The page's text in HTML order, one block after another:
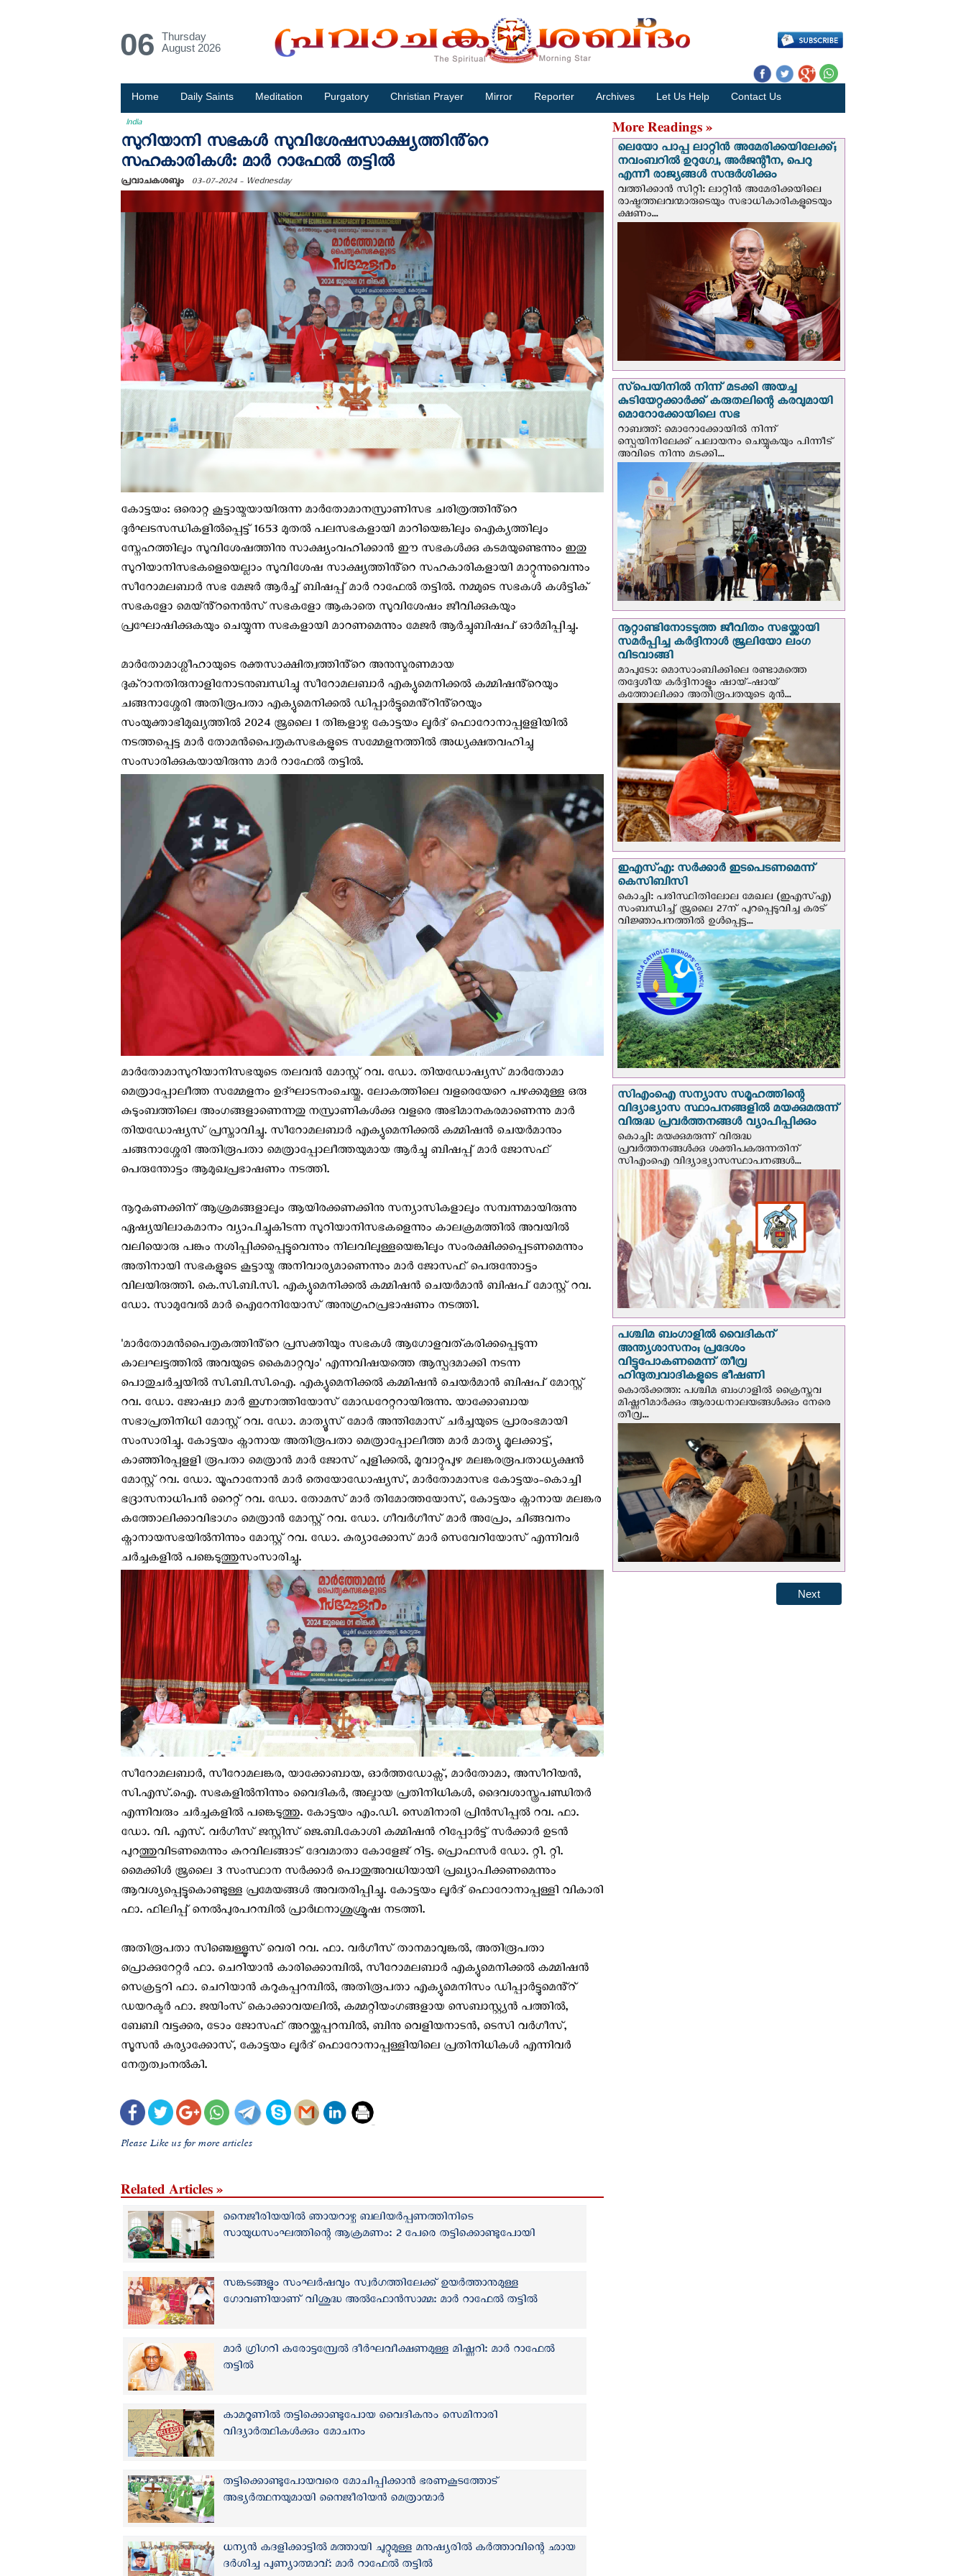
06
Thursday
August 2026
Home Daily Saints Meditation Purgatory Christian Prayer Mirror Reporter Archives Let Us Help Contact Us
India
സുറിയാനി സഭകൾ സുവിശേഷസാക്ഷ്യത്തിൻ്റെ
സഹകാരികൾ: മാർ റാഫേൽ തട്ടിൽ
പ്രവാചകശബ്ദം 03-07-2024 - Wednesday
കോട്ടയം: ഒരൊറ്റ കൂട്ടായ്മയായിരുന്ന മാർതോമാനസ്രാണിസഭ ചരിത്രത്തിൻ്റെ
ദുർഘടസന്ധികളിൽപ്പെട്ട് 1653 മുതൽ പലസഭകളായി മാറിയെങ്കിലും ഐക്യത്തിലും
സ്നേഹത്തിലും സുവിശേഷത്തിനു സാക്ഷ്യംവഹിക്കാൻ ഈ സഭകൾക്കു കടമയുണ്ടെന്നും ഇതു
സുറിയാനിസഭകളെയെല്ലാം സുവിശേഷ സാക്ഷ്യത്തിൻ്റെ സഹകാരികളായി മാറ്റുന്നുവെന്നും
സീറോമലബാർ സഭ മേജർ ആര്‍ച്ച് ബിഷപ്പ് മാർ റാഫേൽ തട്ടിൽ. നമ്മുടെ സഭകൾ കൾട്ടിക്
സഭകളോ മെയ്ൻ്റനെൻസ് സഭകളോ ആകാതെ സുവിശേഷം ജീവിക്കുകയും
പ്രഘോഷിക്കുകയും ചെയ്യുന്ന സഭകളായി മാറണമെന്നും മേജർ ആർച്ചുബിഷപ് ഓർമിപ്പിച്ചു.
മാർതോമാശ്ലീഹായുടെ രക്തസാക്ഷിത്വത്തിൻ്റെ അനുസ്മരണമായ
ദുക്റാനതിരുനാളിനോടനുബന്ധിച്ചു സീറോമലബാർ എക്യുമെനിക്കൽ കമ്മിഷൻ്റെയും
ചങ്ങനാശ്ശേരി അതിരൂപതാ എക്യുമെനിക്കൽ ഡിപ്പാർട്ടുമെൻ്റിൻ്റെയും
സംയുക്താഭിമുഖ്യത്തിൽ 2024 ജൂലൈ 1 തിങ്കളാഴ്ച കോട്ടയം ലൂർദ് ഫൊറോനാപ്പളളിയിൽ
നടത്തപ്പെട്ട മാർ തോമൻപൈതൃകസഭകളുടെ സമ്മേളനത്തിൽ അധ്യക്ഷതവഹിച്ചു
സംസാരിക്കുകയായിരുന്നു മാർ റാഫേൽ തട്ടിൽ.
മാർതോമാസുറിയാനിസഭയുടെ തലവൻ മോസ്റ്റ് റവ. ഡോ. തിയഡോഷ്യസ് മാർതോമാ
മെത്രാപ്പോലീത്ത സമ്മേളനം ഉദ്ഘാടനംചെയ്തു. ലോകത്തിലെ വളരെയേറെ പഴക്കമുള്ള ഒരു
കുടുംബത്തിലെ അംഗങ്ങളാണെന്നതു നസ്രാണികൾക്കു വളരെ അഭിമാനകരമാണെന്നു മാർ
തിയഡോഷ്യസ് പ്രസ്താവിച്ചു. സീറോമലബാർ എക്യുമെനിക്കൽ കമ്മിഷൻ ചെയർമാനും
ചങ്ങനാശ്ശേരി അതിരൂപതാ മെത്രാപ്പോലീത്തയുമായ ആർച്ചു ബിഷപ്പ് മാർ ജോസഫ്
പെരുന്തോട്ടം ആമുഖപ്രഭാഷണം നടത്തി.
നൂറുകണക്കിന് ആശ്രമങ്ങളാലും ആയിരക്കണക്കിനു സന്യാസികളാലും സമ്പന്നമായിരുന്നു
ഏഷ്യയിലാകമാനം വ്യാപിച്ചുകിടന്ന സുറിയാനിസഭകളെന്നും കാലക്രമത്തിൽ അവയിൽ
വലിയൊരു പങ്കും നശിപ്പിക്കപ്പെട്ടുവെന്നും നിലവിലുള്ളയെങ്കിലും സംരക്ഷിക്കപ്പെടണമെന്നും
അതിനായി സഭകളുടെ കൂട്ടായ്മ അനിവാര്യമാണെന്നും മാർ ജോസഫ് പെരുന്തോട്ടം
വിലയിരുത്തി. കെ.സി.ബി.സി. എക്യുമെനിക്കൽ കമ്മിഷൻ ചെയർമാൻ ബിഷപ് മോസ്റ്റ് റവ.
ഡോ. സാമുവേൽ മാർ ഐറേനിയോസ് അനുഗ്രഹപ്രഭാഷണം നടത്തി.
'മാർതോമൻപൈതൃകത്തിൻ്റെ പ്രസക്തിയും സഭകൾ ആഗോളവത്കരിക്കപ്പെടുന്ന
കാലഘട്ടത്തിൽ അവയുടെ കൈമാറ്റവും' എന്നവിഷയത്തെ ആസ്പദമാക്കി നടന്ന
പൊതുചർച്ചയിൽ സി.ബി.സി.ഐ. എക്യുമെനിക്കൽ കമ്മിഷൻ ചെയർമാൻ ബിഷപ് മോസ്റ്റ്
റവ. ഡോ. ജോഷ്വാ മാർ ഇഗ്നാത്തിയോസ് മോഡറേറ്ററായിരുന്നു. യാക്കോബായ
സഭാപ്രതിനിധി മോസ്റ്റ് റവ. ഡോ. മാത്യൂസ് മോർ അന്തിമോസ് ചർച്ചയുടെ പ്രാരംഭമായി
സംസാരിച്ചു. കോട്ടയം ക്നാനായ അതിരൂപതാ മെത്രാപ്പോലീത്ത മാർ മാത്യു മൂലക്കാട്ട്,
കാഞ്ഞിരപ്പളളി രൂപതാ മെത്രാൻ മാർ ജോസ് പുളിക്കൽ, മൂവാറ്റുപുഴ മലങ്കരരൂപതാധ്യക്ഷൻ
മോസ്റ്റ് റവ. ഡോ. യൂഹാനോൻ മാർ തെയോഡോഷ്യസ്, മാർതോമാസഭ കോട്ടയം-കൊച്ചി
ഭദ്രാസനാധിപൻ റൈറ്റ് റവ. ഡോ. തോമസ് മാർ തിമോത്തയോസ്, കോട്ടയം ക്നാനായ മലങ്കര
കത്തോലിക്കാവിഭാഗം മെത്രാൻ മോസ്റ്റ് റവ. ഡോ. ഗീവർഗീസ് മാർ അപ്രേം, ചിങ്ങവനം
ക്നാനായസഭയിൽനിന്നും മോസ്റ്റ് റവ. ഡോ. കുര്യാക്കോസ് മാർ സെവേറിയോസ് എന്നിവർ
ചർച്ചകളിൽ പങ്കെടുത്തുസംസാരിച്ചു.
സീറോമലബാർ, സീറോമലങ്കര, യാക്കോബായ, ഓർത്തഡോക്സ്, മാർതോമാ, അസീറിയൻ,
സി.എസ്.ഐ. സഭകളിൽനിന്നും വൈദികർ, അല്മായ പ്രതിനിധികൾ, ദൈവശാസ്ത്രപണ്ഡിതർ
എന്നിവരും ചർച്ചകളിൽ പങ്കെടുത്തു. കോട്ടയം എം.ഡി. സെമിനാരി പ്രിൻസിപ്പൽ റവ. ഫാ.
ഡോ. വി. എസ്. വർഗീസ് ജസ്റ്റിസ് ജെ.ബി.കോശി കമ്മിഷൻ റിപ്പോർട്ട് സർക്കാർ ഉടൻ
പുറത്തുവിടണമെന്നും കുറവിലങ്ങാട് ദേവമാതാ കോളേജ് റിട്ട. പ്രൊഫസർ ഡോ. റ്റി. റ്റി.
മൈക്കിൾ ജൂലൈ 3 സംസ്ഥാന സർക്കാർ പൊതുഅവധിയായി പ്രഖ്യാപിക്കണമെന്നും
ആവശ്യപ്പെട്ടുകൊണ്ടുള്ള പ്രമേയങ്ങൾ അവതരിപ്പിച്ചു. കോട്ടയം ലൂർദ് ഫൊറോനാപ്പള്ളി വികാരി
ഫാ. ഫിലിപ്പ് നെൽപുരപറമ്പിൽ പ്രാർഥനാശുശ്രൂഷ നടത്തി.
അതിരൂപതാ സിഞ്ചെള്ളൂസ് വെരി റവ. ഫാ. വർഗീസ് താനമാവുങ്കൽ, അതിരൂപതാ
പ്രൊക്കുറേറ്റർ ഫാ. ചെറിയാൻ കാരിക്കൊമ്പിൽ, സീറോമലബാർ എക്യുമെനിക്കൽ കമ്മിഷൻ
സെക്രട്ടറി ഫാ. ചെറിയാൻ കറുകപ്പറമ്പിൽ, അതിരൂപതാ എക്യുമെനിസം ഡിപ്പാർട്ടുമെൻ്റ്
ഡയറക്ടർ ഫാ. ജയിംസ് കൊക്കാവയലിൽ, കമ്മറ്റിയംഗങ്ങളായ സെബാസ്റ്റ്യൻ പത്തിൽ,
ബേബി വട്ടക്കര, ടോം ജോസഫ് അറയ്ക്കപ്പറമ്പിൽ, ബിനു വെളിയനാടൻ, ടെസി വർഗീസ്,
സൂസൻ കുര്യാക്കോസ്, കോട്ടയം ലൂർദ് ഫൊറോനാപ്പള്ളിയിലെ പ്രതിനിധികൾ എന്നിവർ
നേതൃത്വംനൽകി.
Please Like us for more articles
Related Articles »
നൈജീരിയയില്‍ ഞായറാഴ്ച ബലിയര്‍പ്പണത്തിനിടെ
സായുധസംഘത്തിന്റെ ആക്രമണം: 2 പേരെ തട്ടിക്കൊണ്ടുപോയി
സങ്കടങ്ങളും സംഘർഷവും സ്വർഗത്തിലേക്ക് ഉയർത്താനുമുള്ള
ഗോവണിയാണ് വിശുദ്ധ അൽഫോൻസാമ്മ: മാർ റാഫേൽ തട്ടിൽ
മാർ ഗ്രിഗറി കരോട്ടമ്പ്രേൽ ദീർഘവീക്ഷണമുള്ള മിഷ്ണറി: മാർ റാഫേൽ
തട്ടിൽ
കാമറൂണില്‍ തട്ടിക്കൊണ്ടുപോയ വൈദികനും സെമിനാരി
വിദ്യാര്‍ത്ഥികള്‍ക്കും മോചനം
തട്ടിക്കൊണ്ടുപോയവരെ മോചിപ്പിക്കാന്‍ ഭരണകൂടത്തോട്
അഭ്യര്‍ത്ഥനയുമായി നൈജീരിയന്‍ മെത്രാന്മാര്‍
ധന്യൻ കദളിക്കാട്ടിൽ മത്തായി ചുറ്റുമുള്ള മനുഷ്യരില്‍ കർത്താവിന്റെ ഛായ
ദര്‍ശിച്ച പുണ്യാത്മാവ്: മാർ റാഫേൽ തട്ടിൽ
More Readings »
ലെയോ പാപ്പ ലാറ്റിൻ അമേരിക്കയിലേക്ക്;
നവംബറില്‍ ഉറുഗ്വേ, അർജന്റീന, പെറു
എന്നീ രാജ്യങ്ങള്‍ സന്ദര്‍ശിക്കും
വത്തിക്കാന്‍ സിറ്റി: ലാറ്റിന്‍ അമേരിക്കയിലെ
രാഷ്ട്രത്തലവന്മാരുടെയും സഭാധികാരികളുടെയും
ക്ഷണം...
സ്‌പെയിനില്‍ നിന്ന് മടക്കി അയച്ച
കുടിയേറ്റക്കാര്‍ക്ക് കരുതലിന്റെ കരവുമായി
മൊറോക്കോയിലെ സഭ
റാബത്ത്: മൊറോക്കോയിൽ നിന്ന്
സ്പെയിനിലേക്ക് പലായനം ചെയ്യുകയും പിന്നീട്
അവിടെ നിന്നു മടക്കി...
നൂറ്റാണ്ടിനോടടുത്ത ജീവിതം സഭയ്ക്കായി
സമർപ്പിച്ച കർദ്ദിനാൾ ജൂലിയോ ലംഗ
വിടവാങ്ങി
മാപുടോ: മൊസാംബിക്കിലെ രണ്ടാമത്തെ
തദ്ദേശീയ കർദ്ദിനാളും ഷായ്-ഷായ്
കത്തോലിക്കാ അതിരൂപതയുടെ മുന്‍...
ഇഎസ്എ: സര്‍ക്കാര്‍ ഇടപെടണമെന്ന്
കെ‌സി‌ബി‌സി
കൊച്ചി: പരിസ്ഥിതിലോല മേഖല (ഇഎസ്എ)
സംബന്ധിച്ച് ജൂലൈ 27ന് പുറപ്പെടുവിച്ച കരട്
വിജ്ഞാപനത്തിൽ ഉൾപ്പെട്ട...
സി‌എം‌ഐ സന്യാസ സമൂഹത്തിന്റെ
വിദ്യാഭ്യാസ സ്ഥാപനങ്ങളില്‍ മയക്കുമരുന്ന്
വിരുദ്ധ പ്രവർത്തനങ്ങൾ വ്യാപിപ്പിക്കും
കൊച്ചി: മയക്കുമരുന്ന് വിരുദ്ധ
പ്രവർത്തനങ്ങൾക്കു ശക്തിപകരുന്നതിന്
സിഎംഐ വിദ്യാഭ്യാസസ്ഥാപനങ്ങൾ...
പശ്ചിമ ബംഗാളിൽ വൈദികന്
അന്ത്യശാസനം; പ്രദേശം
വിട്ടുപോകണമെന്ന് തീവ്ര
ഹിന്ദുത്വവാദികളുടെ ഭീഷണി
കൊല്‍ക്കത്ത: പശ്ചിമ ബംഗാളിൽ ക്രൈസ്തവ
മിഷ്ണറിമാർക്കും ആരാധനാലയങ്ങൾക്കും നേരെ
തീവ്ര...
Next